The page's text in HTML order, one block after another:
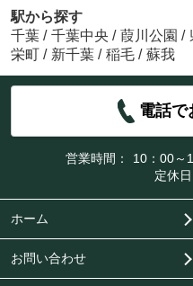
駅から探す
千葉 / 千葉中央 / 葭川公園 /
栄町 / 新千葉 / 稲毛 / 蘇我
電話で
営業時間：
10：00～
定休日
ホーム
お問い合わせ